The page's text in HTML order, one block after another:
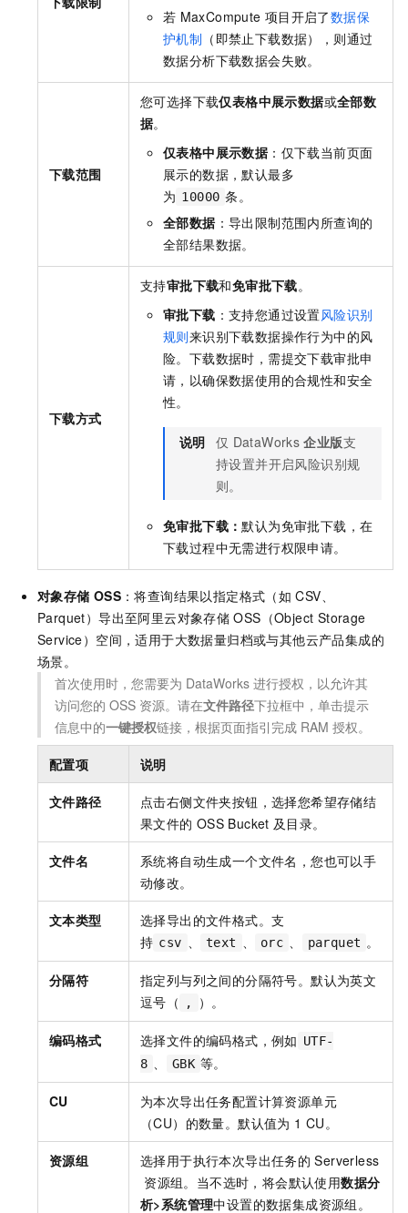
若 MaxCompute 项目开启了数据保
护机制 （即禁止下载数据），则通过
数据分析下载数据会失败。
下载范围
您可选择下载仅表格中展示数据或全部数
据。
仅表格中展示数据：仅下载当前页面
展示的数据，默认最多
为 10000 条。
全部数据：导出限制范围内所查询的
全部结果数据。
下载方式
支持审批下载和免审批下载。
审批下载 ：支持您通过设置风险识别
规则来识别下载数据操作行为中的风
险。下载数据时，需提交下载审批申
请，以确保数据使用的合规性和安全
性。
说明 仅 DataWorks 企业版支
持设置并开启风险识别规
则。
免审批下载：默认为免审批下载，在
下载过程中无需进行权限申请。
对象存储 OSS ：将查询结果以指定格式（如 CSV、
Parquet）导出至阿里云对象存储 OSS（Object Storage
Service）空间，适用于大数据量归档或与其他云产品集成的
场景。
首次使用时，您需要为 DataWorks 进行授权，以允许其
访问您的 OSS 资源。请在文件路径下拉框中，单击提示
信息中的一键授权链接，根据页面指引完成 RAM 授权。
配置项 说明
文件路径
点击右侧文件夹按钮，选择您希望存储结
果文件的 OSS Bucket 及目录。
文件名
系统将自动生成一个文件名，您也可以手
动修改。
文本类型
选择导出的文件格式。支
持 csv 、 text 、 orc 、 parquet 。
分隔符
指定列与列之间的分隔符号。默认为英文
逗号（
, ）。
编码格式 选择文件的编码格式，例如 UTF-
8 、 GBK 等。
CU
为本次导出任务配置计算资源单元
（CU）的数量。默认值为 1 CU。
资源组 选择用于执行本次导出任务的 Serverless
资源组。当不选时，将会默认使用数据分
析>系统管理中设置的数据集成资源组。